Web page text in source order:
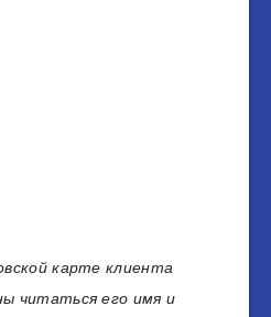
карте клиента
читаться его имя и